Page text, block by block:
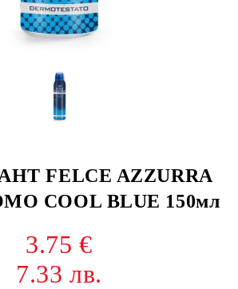
FELCE AZZURRA
COOL BLUE 150мл
3.75 €
7.33 лв.